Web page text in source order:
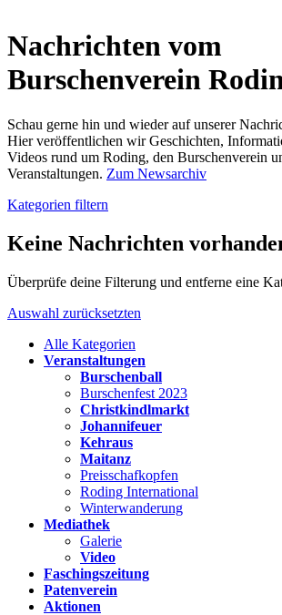
Nachrichten vom
Burschenverein
Schau gerne hin und wieder auf unserer
Hier veröffentlichen wir Geschichten,
Videos rund um Roding, den Burschenverein
Veranstaltungen. Zum Newsarchiv
Kategorien filtern
Keine Nachrichten
Überprüfe deine Filterung und entferne eine
Auswahl zurücksetzten
Alle Kategorien
Veranstaltungen
Burschenball
Burschenfest 2023
Christkindlmarkt
Johannifeuer
Kehraus
Maitanz
Preisschafkopfen
Roding International
Winterwanderung
Mediathek
Galerie
Video
Faschingszeitung
Patenverein
Aktionen